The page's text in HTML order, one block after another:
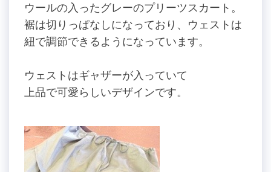
ウールの入ったグレーのプリーツスカート。
裾は切りっぱなしになっており、ウェストは
紐で調節できるようになっています。
ウェストはギャザーが入っていて
上品で可愛らしいデザインです。